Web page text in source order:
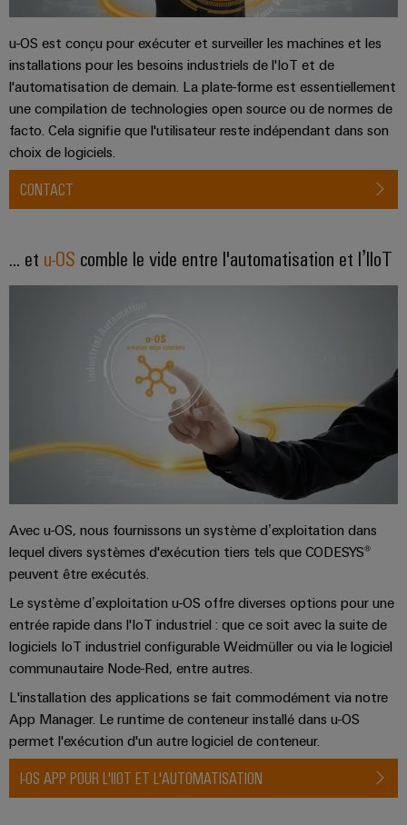
Des
solutions
modernes
et
numériques
pour
une
mobilité
du
le
Construction
navale
pour
l'industrie
de
l'eau
et
des
eaux
usées
Solutions
pour
l'industrie
de
l'eau
et
des
eaux
Outils
d'ingénierie
et
de
visualisation
Mesure
industrielle
Plateforme
industriels
easyConnect
Workplace
et
accessoires
Outils
Machines
automatiques
Logiciels
Repérages
Imprimantes
u-OS est conçu pour exécuter et surveiller les machines et les
installations pour les besoins industriels de l'IoT et de
l'automatisation de demain. La plate-forme est essentiellement
une compilation de technologies open source ou de normes de
facto. Cela signifie que l'utilisateur reste indépendant dans son
choix de logiciels.
CONTACT
... et u-OS comble le vide entre l'automatisation et l’IIoT
Avec u-OS, nous fournissons un système d’exploitation dans
lequel divers systèmes d'exécution tiers tels que CODESYS®
peuvent être exécutés.
Le système d’exploitation u-OS offre diverses options pour une
entrée rapide dans l'IoT industriel : que ce soit avec la suite de
logiciels IoT industriel configurable Weidmüller ou via le logiciel
communautaire Node-Red, entre autres.
L'installation des applications se fait commodément via notre
App Manager. Le runtime de conteneur installé dans u-OS
permet l'exécution d'un autre logiciel de conteneur.
I-OS APP POUR L'IIOT ET L'AUTOMATISATION